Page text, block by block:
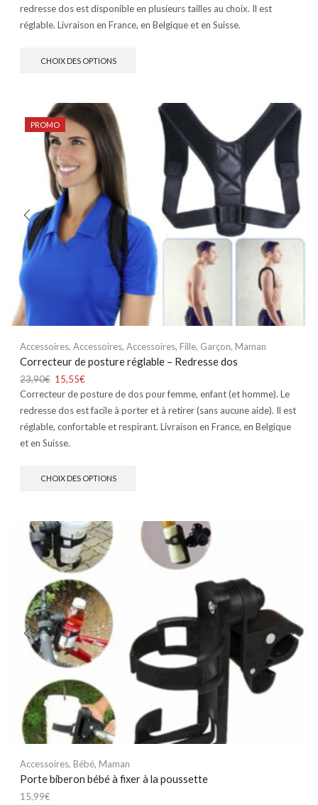
redresse dos est disponible en plusieurs tailles au choix. Il est
réglable. Livraison en France, en Belgique et en Suisse.
CHOIX DES OPTIONS
PROMO
Accessoires, Accessoires, Accessoires, Fille, Garçon, Maman
Correcteur de posture réglable – Redresse dos
23,90€ 15,55€
Correcteur de posture de dos pour femme, enfant (et homme). Le
redresse dos est facile à porter et à retirer (sans aucune aide). Il est
réglable, confortable et respirant. Livraison en France, en Belgique
et en Suisse.
CHOIX DES OPTIONS
Accessoires, Bébé, Maman
Porte biberon bébé à fixer à la poussette
15,99€